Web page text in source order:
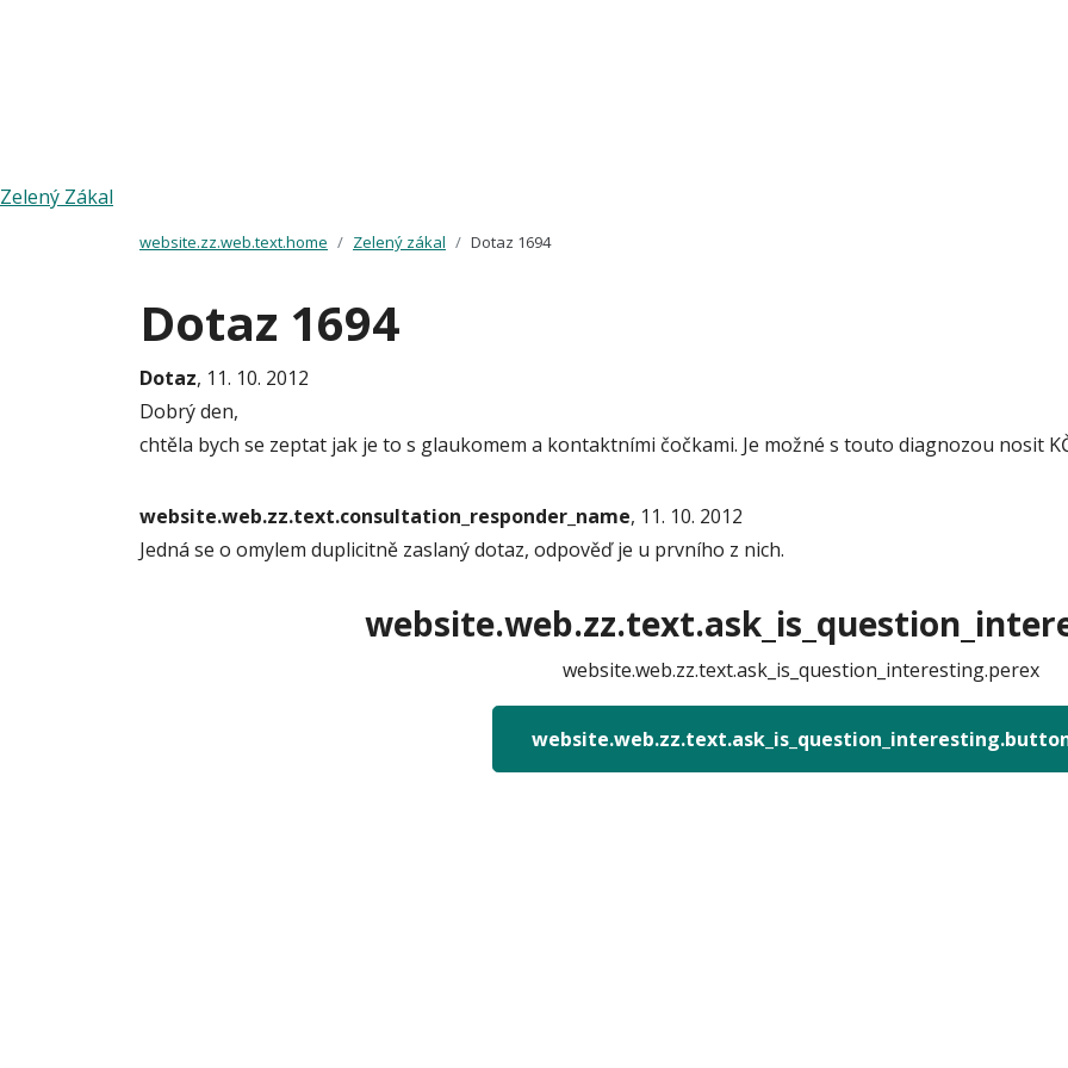
Zelený Zákal
website.zz.web.text.home Zelený zákal Dotaz 1694
Dotaz 1694
Dotaz, 11. 10. 2012
Dobrý den,
chtěla bych se zeptat jak je to s glaukomem a kontaktními čočkami. Je možné s touto diagnozou nosit
website.web.zz.text.consultation_responder_name, 11. 10. 2012
Jedná se o omylem duplicitně zaslaný dotaz, odpověď je u prvního z nich.
website.web.zz.text.ask_is_question_interesting.perex